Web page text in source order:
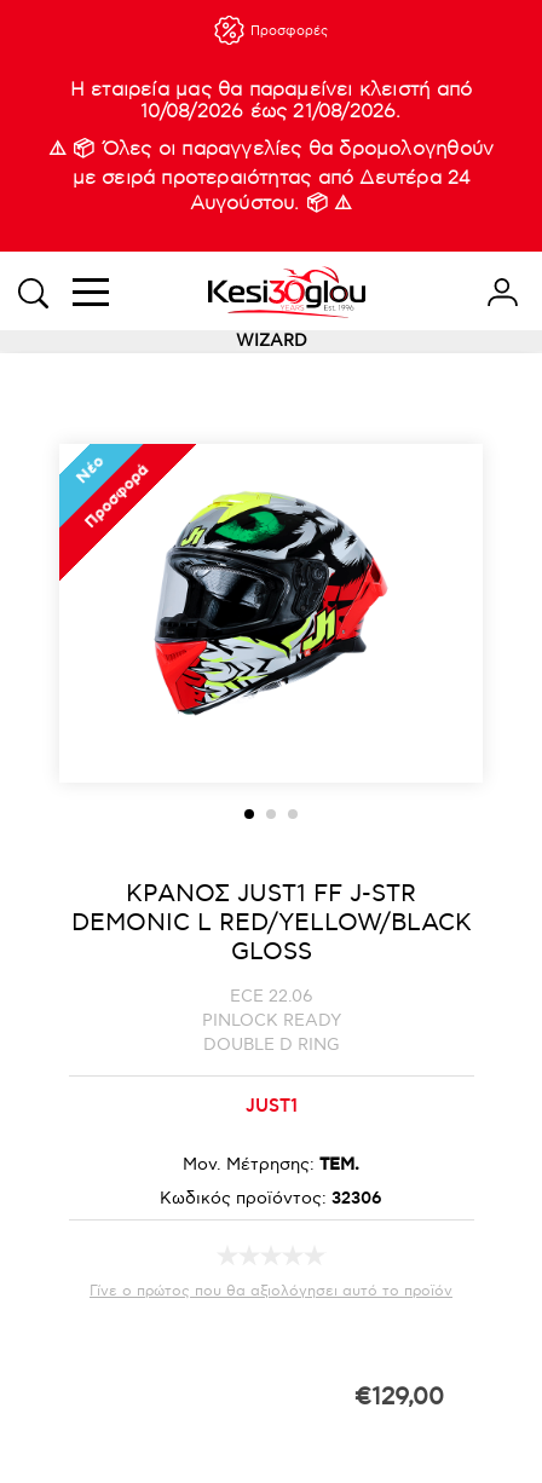
Προσφορές
Νέες
Η εταιρεία μας θα παραμείνει κλειστή από
10/08/2026 έως 21/08/2026.
⚠️ 📦 Όλες οι παραγγελίες θα δρομολογηθούν
με σειρά προτεραιότητας από Δευτέρα 24
Αυγούστου. 📦 ⚠️
WIZARD
Νέο
Προσφορά
ΚΡΑΝΟΣ JUST1 FF J-STR
DEMONIC L RED/YELLOW/BLACK
GLOSS
ECE 22.06
PINLOCK READY
DOUBLE D RING
JUST1
Μον. Μέτρησης: ΤΕΜ.
Κωδικός προϊόντος: 32306
Γίνε ο πρώτος που θα αξιολόγησει αυτό το προϊόν
€129,00